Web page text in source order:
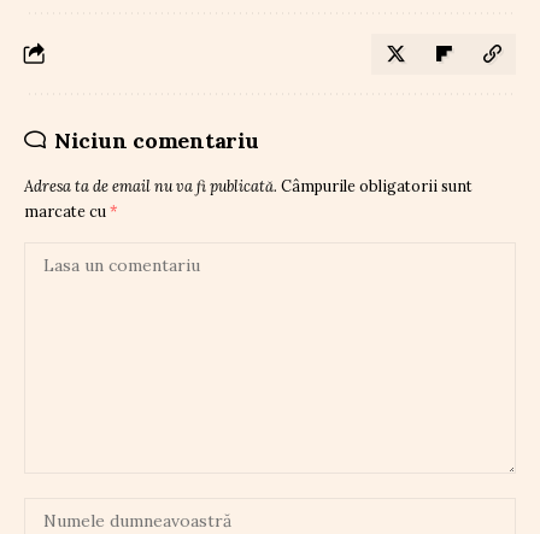
Niciun comentariu
Adresa ta de email nu va fi publicată. Câmpurile obligatorii sunt
marcate cu *